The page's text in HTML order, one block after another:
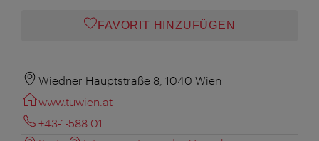
FAVORIT HINZUFÜGEN
Wiedner Hauptstraße 8, 1040 Wien
www.tuwien.at
+43-1-588 01